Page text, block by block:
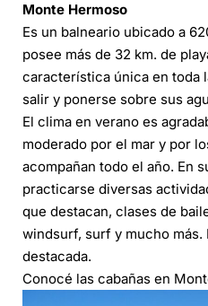
Monte Hermoso
Es un balneario ubicado a
posee más de 32 km. de
característica única en toda
salir y ponerse sobre sus
El clima en verano es
moderado por el mar y por
acompañan todo el año. En
practicarse diversas
que destacan, clases de
windsurf, surf y mucho más.
destacada.
Conocé las cabañas en